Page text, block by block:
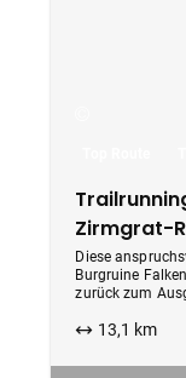
Zirmgrat-
Diese
Burgruine
zurück zum
13,1 km